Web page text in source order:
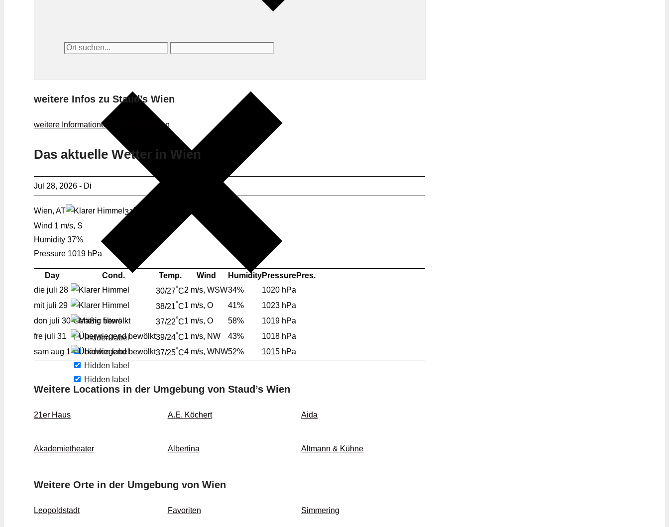
Generic filters
Hidden label
Hidden label
Hidden label
Hidden label
weitere Infos zu Staud’s Wien
weitere Informationen zu Staud’s Wien
Das aktuelle Wetter in Wien
Jul 28, 2026 - Di
Wien, AT 31°
Klarer Himmel
Wind 1 m/s, S
Humidity 37%
Pressure 1019 hPa
Day Cond. Temp. Wind HumidityPressurePres.
die juli 28 30/27°C2 m/s, WSW34%
1020 hPa
mit juli 29 38/21°C1 m/s, O 41%
1023 hPa
don juli 30 37/22°C1 m/s, O 58%
1019 hPa
fre juli 31 39/24°C1 m/s, NW 43%
1018 hPa
sam aug 1 37/25°C4 m/s, WNW52% 1015 hPa
Weitere Locations in der Umgebung von Staud’s Wien
21er Haus A.E. Köchert Aida
Akademietheater Albertina Altmann & Kühne
Weitere Orte in der Umgebung von Wien
Leopoldstadt Favoriten Simmering